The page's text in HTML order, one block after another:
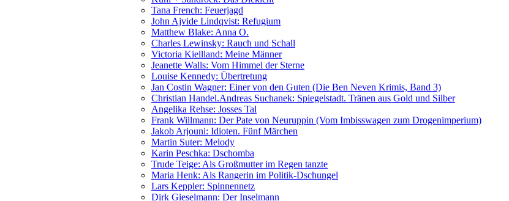
Tana French: Feuerjagd
John Ajvide Lindqvist: Refugium
Matthew Blake: Anna O.
Charles Lewinsky: Rauch und Schall
Victoria Kiellland: Meine Männer
Jeanette Walls: Vom Himmel der Sterne
Louise Kennedy: Übertretung
Jan Costin Wagner: Einer von den Guten (Die Ben Neven Krimis, Band 3)
Christian Handel.Andreas Suchanek: Spiegelstadt. Tränen aus Gold und Silber
Angelika Rehse: Josses Tal
Frank Willmann: Der Pate von Neuruppin (Vom Imbisswagen zum Drogenimperium)
Jakob Arjouni: Idioten. Fünf Märchen
Martin Suter: Melody
Karin Peschka: Dschomba
Trude Teige: Als Großmutter im Regen tanzte
Maria Henk: Als Rangerin im Politik-Dschungel
Lars Keppler: Spinnennetz
Dirk Gieselmann: Der Inselmann